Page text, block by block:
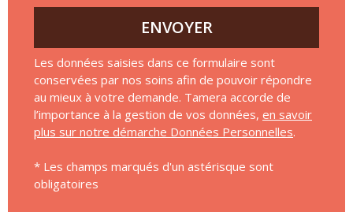
ENVOYER
Les données saisies dans ce formulaire sont
conservées par nos soins afin de pouvoir répondre
au mieux à votre demande. Tamera accorde de
l’importance à la gestion de vos données, en savoir
plus sur notre démarche Données Personnelles.
* Les champs marqués d'un astérisque sont
obligatoires